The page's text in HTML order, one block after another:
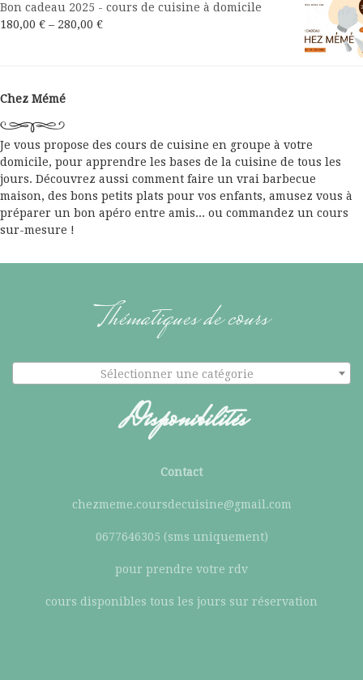
Bon cadeau 2025 - cours de cuisine à domicile
180,00 € – 280,00 €
Chez Mémé
Je vous propose des cours de cuisine en groupe à votre
domicile, pour apprendre les bases de la cuisine de tous les
jours. Découvrez aussi comment faire un vrai barbecue
maison, des bons petits plats pour vos enfants, amusez vous à
préparer un bon apéro entre amis... ou commandez un cours
sur-mesure !
Thématiques de cours
Sélectionner une catégorie
Disponibilités
Contact
chezmeme.coursdecuisine@gmail.com
0677646305 (sms uniquement)
pour prendre votre rdv
cours disponibles tous les jours sur réservation